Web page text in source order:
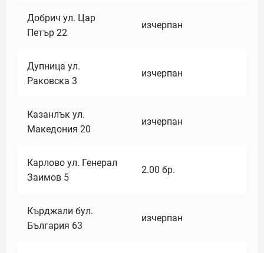
Добрич ул. Цар
Петър 22
изчерпан
Дупница ул.
Раковска 3
изчерпан
Казанлък ул.
Македония 20
изчерпан
Карлово ул. Генерал
Заимов 5
2.00 бр.
Кърджали бул.
България 63
изчерпан